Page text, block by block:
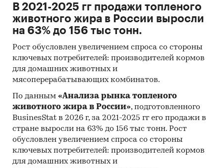
В 2021-2025 гг продажи топленого
животного жира в России выросли
на 63% до 156 тыс тонн.
Рост обусловлен увеличением спроса со стороны
ключевых потребителей: производителей кормов
для домашних животных и
мясоперерабатывающих комбинатов.
По данным «Анализа рынка топленого
животного жира в России», подготовленного
BusinesStat в 2026 г, за 2021-2025 гг его продажи в
стране выросли на 63% до 156 тыс тонн. Рост
обусловлен увеличением спроса со стороны
ключевых потребителей: производителей кормов
для домашних животных и